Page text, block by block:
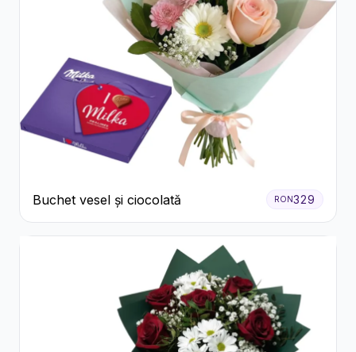
Buchet vesel și ciocolată RON329